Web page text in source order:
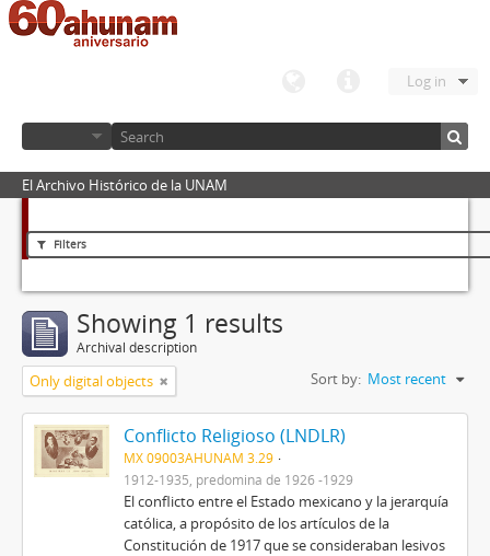
Log in
El Archivo Histórico de la UNAM
Filters
Showing 1 results
Archival description
Only digital objects Sort by: Most recent
Conflicto Religioso (LNDLR)
MX 09003AHUNAM 3.29
1912-1935, predomina de 1926 -1929
El conflicto entre el Estado mexicano y la jerarquía
católica, a propósito de los artículos de la
Constitución de 1917 que se consideraban lesivos